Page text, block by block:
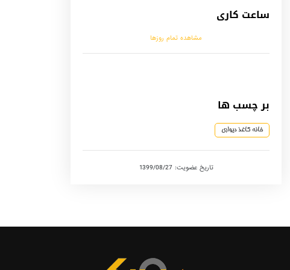
ساعت کاری
مشاهده تمام روزها
بر چسب ها
خانه کاغذ دیواری
تاریخ عضویت: 1399/08/27